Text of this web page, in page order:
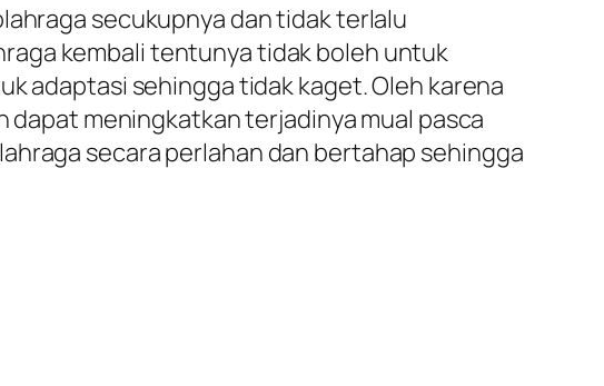
secukupnya dan tidak terlalu
kembali tentunya tidak boleh untuk
adaptasi sehingga tidak kaget. Oleh karena
meningkatkan terjadinya mual pasca
secara perlahan dan bertahap sehingga